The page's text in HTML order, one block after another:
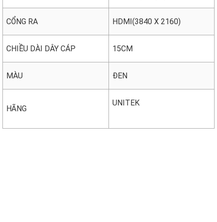
CỔNG RA HDMI(3840 X 2160)
CHIỀU DÀI DÂY CÁP 15CM
MÀU ĐEN
HÃNG
UNITEK